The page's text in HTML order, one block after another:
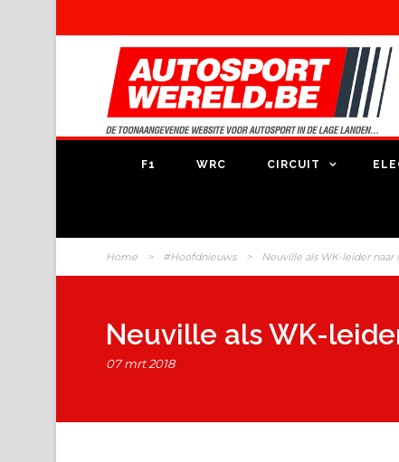
F1 WRC CIRCUIT
Home > #Hoofdnieuws > Neuville als WK-leider naar
Neuville als WK-
07 mrt 2018